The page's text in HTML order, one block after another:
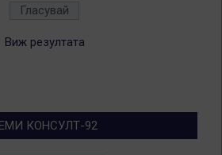
Виж резултата
КОНСУЛТ-92